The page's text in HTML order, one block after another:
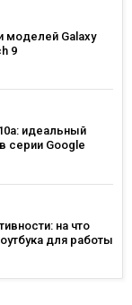
моделей Galaxy
9
идеальный
серии Google
на что
для работы